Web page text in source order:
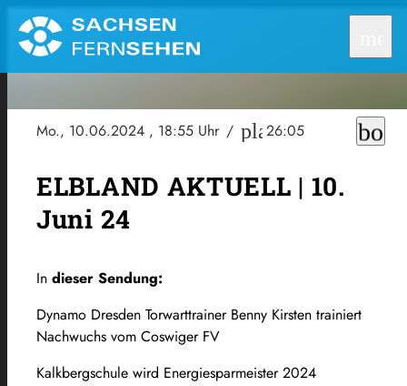
Mo., 10.06.2024 , 18:55 Uhr / 26:05
ELBLAND AKTUELL | 10.
Juni 24
In dieser Sendung:
Dynamo Dresden Torwarttrainer Benny Kirsten trainiert
Nachwuchs vom Coswiger FV
Kalkbergschule wird Energiesparmeister 2024